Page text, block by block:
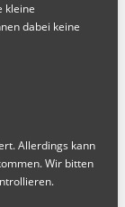
kleine
dabei keine
Allerdings kann
Wir bitten